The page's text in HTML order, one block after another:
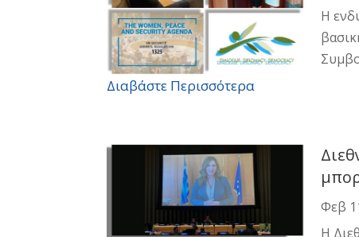
Η
Διαβάστε Περισσότερα
Φεβ
Η